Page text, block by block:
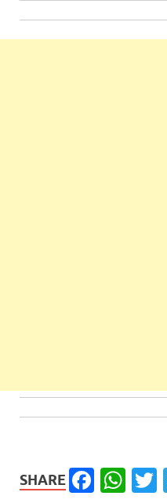
SHARE